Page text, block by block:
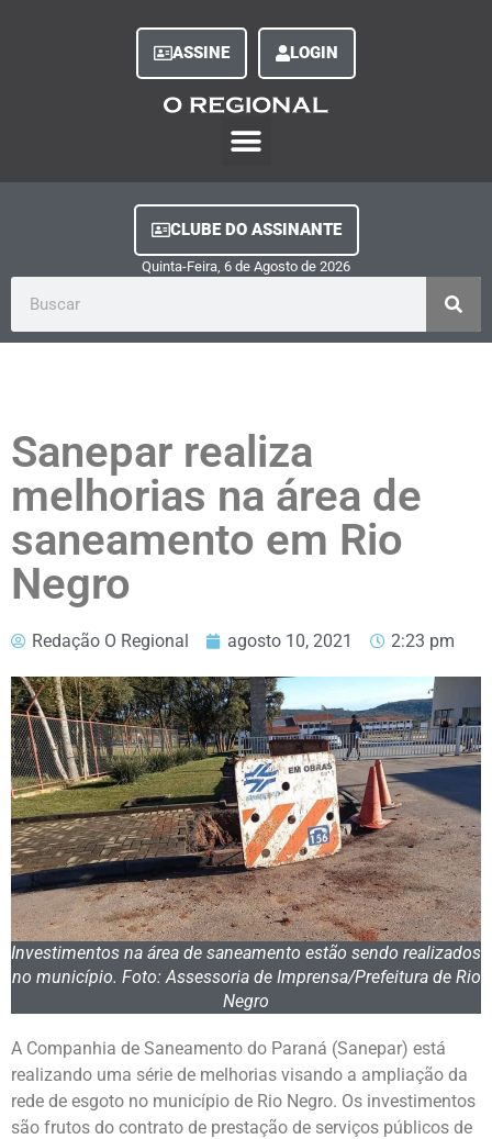
ASSINE LOGIN
CLUBE DO ASSINANTE
Quinta-Feira, 6 de Agosto de 2026
Sanepar realiza
melhorias na área de
saneamento em Rio
Negro
Redação O Regional agosto 10, 2021 2:23 pm
Investimentos na área de saneamento estão sendo realizados
no município. Foto: Assessoria de Imprensa/Prefeitura de Rio
Negro
A Companhia de Saneamento do Paraná (Sanepar) está
realizando uma série de melhorias visando a ampliação da
rede de esgoto no município de Rio Negro. Os investimentos
são frutos do contrato de prestação de serviços públicos de